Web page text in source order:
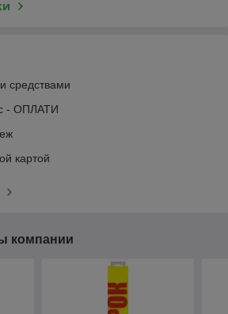
средствами
- ОПЛАТИ
картой
компании